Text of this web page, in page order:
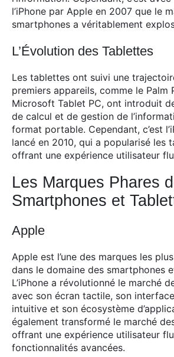
l’iPhone par Apple en 2007 que le
smartphones a véritablement
L’Évolution des Tablettes
Les tablettes ont suivi une
premiers appareils, comme le Palm
Microsoft Tablet PC, ont introduit
de calcul et de gestion de
format portable. Cependant, c’est
lancé en 2010, qui a popularisé les
offrant une expérience utilisateur
Les Marques Phares
Smartphones et
Apple
Apple est l’une des marques les
dans le domaine des smartphones
L’iPhone a révolutionné le marché
avec son écran tactile, son
intuitive et son écosystème
également transformé le marché
offrant une expérience utilisateur
fonctionnalités avancées.